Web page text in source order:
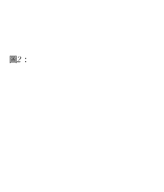
圖2：